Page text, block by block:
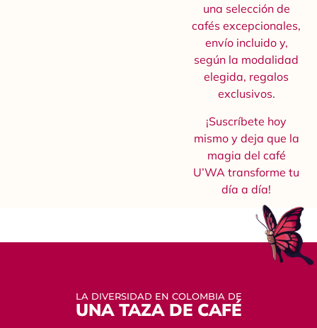
una selección de
cafés excepcionales,
envío incluido y,
según la modalidad
elegida, regalos
exclusivos.
¡Suscríbete hoy
mismo y deja que la
magia del café
U’WA transforme tu
día a día!
LA DIVERSIDAD EN COLOMBIA DE
UNA TAZA DE CAFÉ